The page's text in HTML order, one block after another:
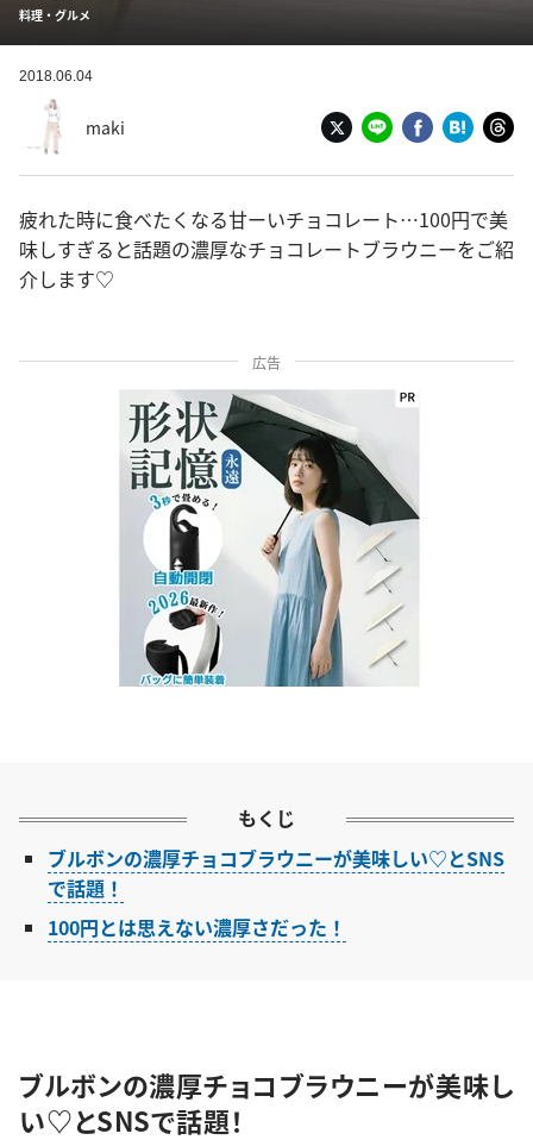
料理・グルメ
2018.06.04
maki
疲れた時に食べたくなる甘ーいチョコレート…100円で美
味しすぎると話題の濃厚なチョコレートブラウニーをご紹
介します♡
広告
もくじ
ブルボンの濃厚チョコブラウニーが美味しい♡とSNS
で話題！
100円とは思えない濃厚さだった！
ブルボンの濃厚チョコブラウニーが美味し
い♡とSNSで話題！